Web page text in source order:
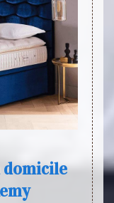
domicile